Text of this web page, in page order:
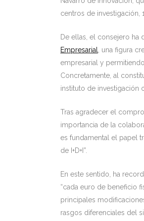
centros de investigación,
De ellas, el consejero ha
Empresarial
, una figura
empresarial y
Concretamente, al
instituto de investigación
Tras agradecer el
importancia de la
es fundamental el papel
de I+D+I”.
En este sentido, ha
“cada euro de beneficio
principales
rasgos diferenciales del